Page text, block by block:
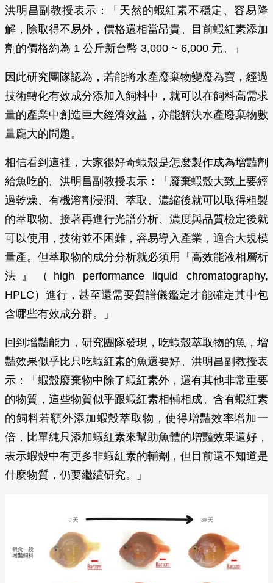
洪明昌副教授表示：「天然的蝦紅素不穩定、容易降
解，除取得不易外，價格還相當昂貴。目前蝦紅素添加
劑的價格約為 1 公斤新台幣 3,000 ~ 6,000 元。」
因此研究團隊認為，若能將水產廢棄物變廢為寶，經過
技術轉化有效成分添加入飼料中，就可以在飼料高需求
量的產業中創造巨大經濟效益，亦能解決水產廢棄物數
量龐大的問題。
相信看到這裡，大家很好奇蝦殼是怎麼製作成為增豔劑
給魚吃的。洪明昌副教授表示：「廢棄蝦殼大致上要經
過乾燥、有機溶劑浸潤、萃取、濃縮後就可以取得粗製
的萃取物。接著再進行光譜分析、濃度與品質檢定後就
可以使用，技術並不困難，容易導入產業，適合大規模
量產。但萃取物的成分分析就必須用『高效能液相層析
法』（high performance liquid chromatography,
HPLC）進行，甚至還需要質譜儀鑑定才能確定其中包
含哪些有效成分群。」
回到增豔能力，研究團隊發現，吃蝦殼萃取物的魚，增
豔效果似乎比只吃蝦紅素的魚還要好。洪明昌副教授表
示：「蝦殼廢棄物中除了蝦紅素外，還有其他非常重要
的物質，這些物質似乎跟蝦紅素相輔相成。含有蝦紅素
的飼料若額外添加蝦殼萃取物，使得增豔效率增加一
倍，比單純只添加蝦紅素來幫助魚體的增豔效果還好，
表示蝦殼中有更多非蝦紅素的輔劑，但目前還不知道是
什麼物質，仍要繼續研究。」